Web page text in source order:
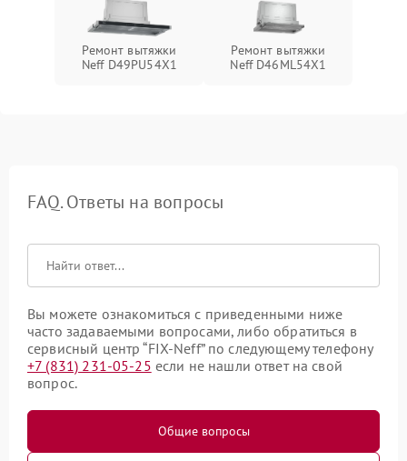
Ремонт вытяжки
Neff D49PU54X1
Ремонт вытяжки
Neff D46ML54X1
FAQ. Ответы на вопросы
Вы можете ознакомиться с приведенными ниже
часто задаваемыми вопросами, либо обратиться в
сервисный центр “FIX-Neff” по следующему телефону
+7 (831) 231-05-25 если не нашли ответ на свой
вопрос.
Общие вопросы